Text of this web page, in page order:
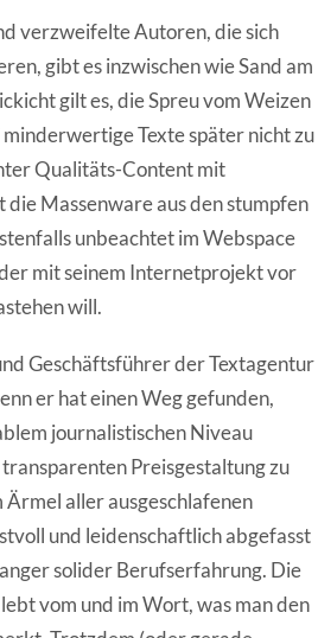
verzweifelte Autoren, die sich
gibt es inzwischen wie Sand am
gilt es, die Spreu vom Weizen
Texte später nicht zu
Qualitäts-Content mit
Massenware aus den stumpfen
unbeachtet im Webspace
mit seinem Internetprojekt vor
will.
Geschäftsführer der Textagentur
er hat einen Weg gefunden,
journalistischen Niveau
Preisgestaltung zu
aller ausgeschlafenen
und leidenschaftlich abgefasst
solider Berufserfahrung. Die
vom und im Wort, was man den